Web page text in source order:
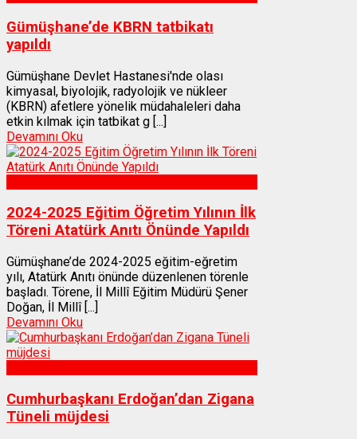
Gümüşhane’de KBRN tatbikatı
yapıldı
Gümüşhane Devlet Hastanesi'nde olası
kimyasal, biyolojik, radyolojik ve nükleer
(KBRN) afetlere yönelik müdahaleleri daha
etkin kılmak için tatbikat g [...]
Devamını Oku
2024-2025 Eğitim Öğretim Yılının İlk
Töreni Atatürk Anıtı Önünde Yapıldı
Gümüşhane’de 2024-2025 eğitim-eğretim
yılı, Atatürk Anıtı önünde düzenlenen törenle
başladı. Törene, İl Millî Eğitim Müdürü Şener
Doğan, İl Millî [...]
Devamını Oku
Cumhurbaşkanı Erdoğan’dan Zigana
Tüneli müjdesi